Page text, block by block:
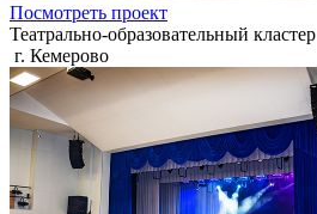
Посмотреть проект
Театрально-образовательный кластер
г. Кемерово